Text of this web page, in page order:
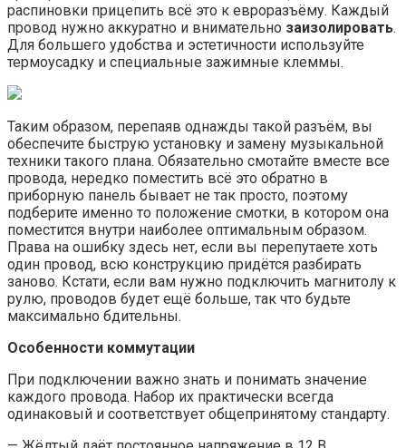
распиновки прицепить всё это к евроразъёму. Каждый
провод нужно аккуратно и внимательно заизолировать.
Для большего удобства и эстетичности используйте
термоусадку и специальные зажимные клеммы.
Таким образом, перепаяв однажды такой разъём, вы
обеспечите быструю установку и замену музыкальной
техники такого плана. Обязательно смотайте вместе все
провода, нередко поместить всё это обратно в
приборную панель бывает не так просто, поэтому
подберите именно то положение смотки, в котором она
поместится внутри наиболее оптимальным образом.
Права на ошибку здесь нет, если вы перепутаете хоть
один провод, всю конструкцию придётся разбирать
заново. Кстати, если вам нужно подключить магнитолу к
рулю, проводов будет ещё больше, так что будьте
максимально бдительны.
Особенности коммутации
При подключении важно знать и понимать значение
каждого провода. Набор их практически всегда
одинаковый и соответствует общепринятому стандарту.